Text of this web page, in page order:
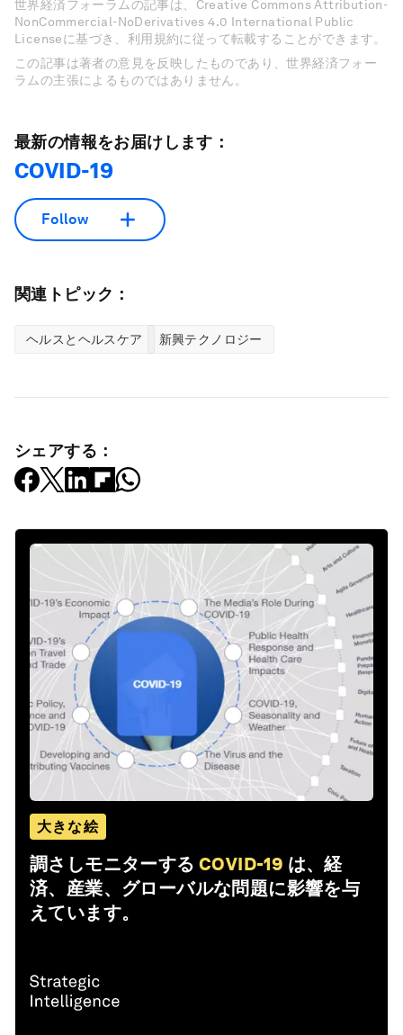
世界経済フォーラムの記事は、Creative Commons Attribution-
NonCommercial-NoDerivatives 4.0 International Public
Licenseに基づき、利用規約に従って転載することができます。
この記事は著者の意見を反映したものであり、世界経済フォー
ラムの主張によるものではありません。
最新の情報をお届けします：
COVID-19
Follow
関連トピック：
ヘルスとヘルスケア 新興テクノロジー
シェアする：
大きな絵
調さしモニターする COVID-19 は、経
済、産業、グローバルな問題に影響を与
えています。